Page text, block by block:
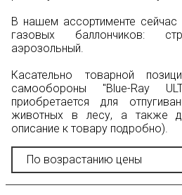
В нашем ассортименте сейчас
газовых баллончиков:
аэрозольный.
Касательно товарной
самообороны "Blue-Ray
приобретается для
животных в лесу, а также
описание к товару подробно).